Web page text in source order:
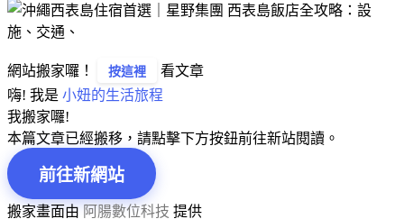
網站搬家囉！ 按這裡
看文章
嗨! 我是 小妞的生活旅程
我搬家囉!
本篇文章已經搬移，請點擊下方按鈕前往新站閱讀。
前往新網站
搬家畫面由 阿腸數位科技 提供